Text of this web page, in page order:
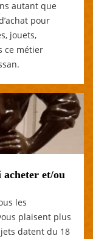
autant que
pour
jouets,
ce métier
et/ou
les
plaisent plus
datent du 18